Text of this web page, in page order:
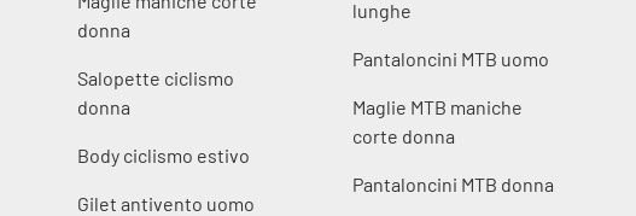
donna
Salopette ciclismo
donna
Body ciclismo estivo
Gilet antivento uomo
lunghe
Pantaloncini MTB uomo
Maglie MTB maniche
corte donna
Pantaloncini MTB donna